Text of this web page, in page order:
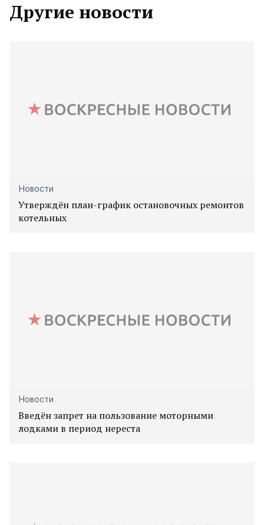
Другие новости
Новости
Утверждён план-график остановочных ремонтов
котельных
Новости
Введён запрет на пользование моторными
лодками в период нереста